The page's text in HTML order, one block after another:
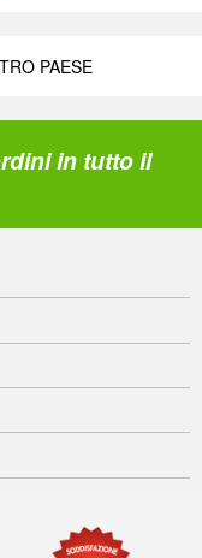
PAESE
in tutto il